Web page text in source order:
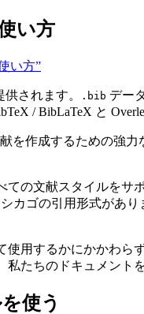
い方
い方”
されます。 .bib デー
/ BibLaTeX と
を作成するための強
ての文献スタイルを
カゴの引用形式があ
使用するかにかかわ
私たちのドキュメント
使う